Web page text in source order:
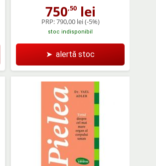
750,50lei
PRP:790,00 lei(-5%)
stoc indisponibil
➤ alertă stoc